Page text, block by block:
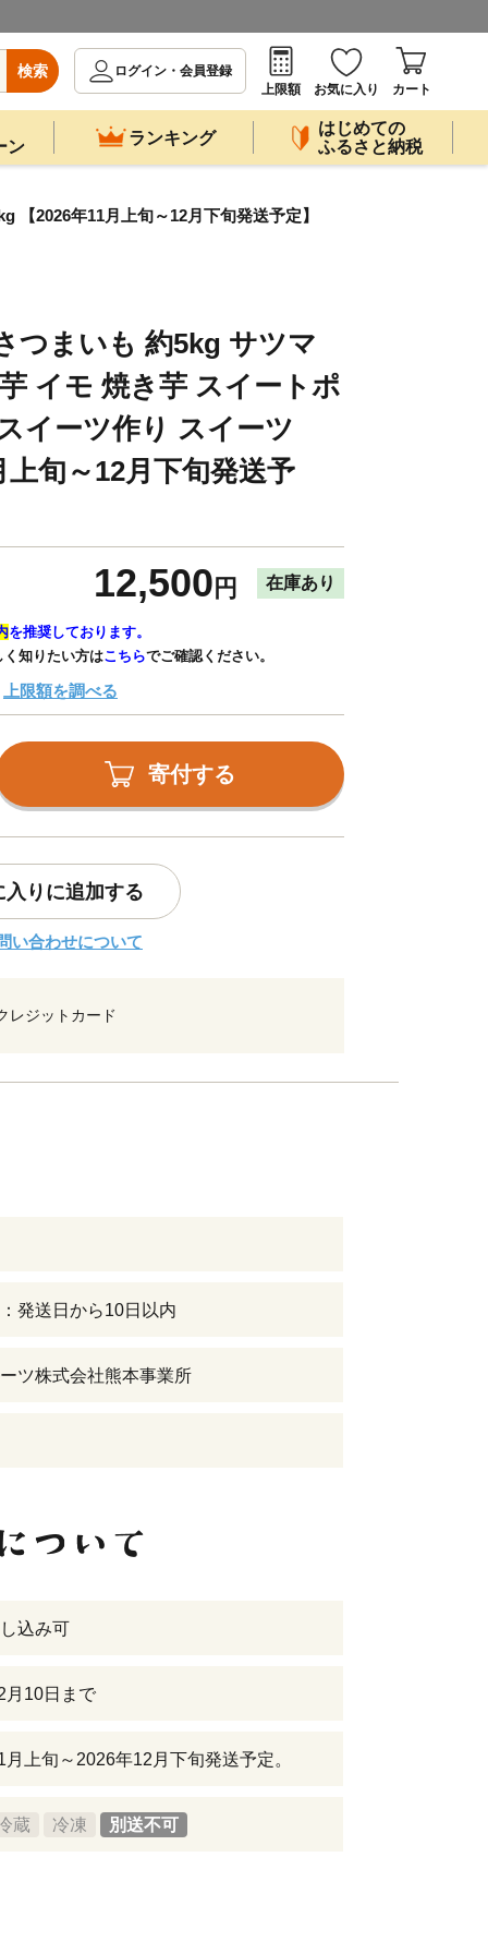
検索
ログイン・会員登録
上限額
お気に入り カート
ン
ランキング
はじめての
ふるさと納税
【2026年11月上旬～12月下旬発送予定】
つまいも 約5kg サツマ
イモ 焼き芋 スイートポ
イーツ作り スイーツ
旬～12月下旬発送予
12,500 円 在庫あり
を推奨しております。
く知りたい方はこちらでご確認ください。
上限額を調べる
寄付する
入りに追加する
い合わせについて
レジットカード
発送日から10日以内
ツ株式会社熊本事業所
込み可
月10日まで
月上旬～2026年12月下旬発送予定。
蔵 冷凍 別送不可